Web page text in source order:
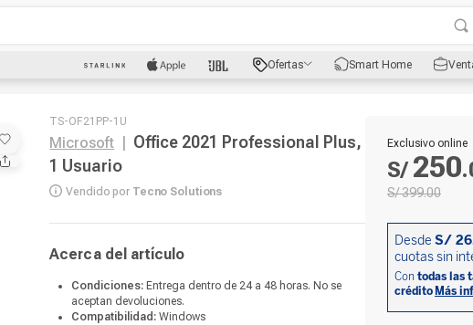
Ofertas Smart Home
TS-OF21PP-1U
Microsoft
Office 2021 Professional Plus,
1 Usuario
Vendido por Tecno Solutions
Acerca del artículo
Condiciones: Entrega dentro de 24 a 48 horas. No se
aceptan devoluciones.
Compatibilidad:Windows
Exclusivo online
S/ 250.
S/399.00